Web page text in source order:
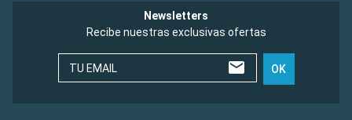
Newsletters
Recibe nuestras exclusivas ofertas
TU EMAIL OK